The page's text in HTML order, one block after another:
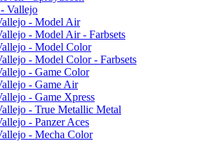
Vallejo
- Model Air
- Model Air - Farbsets
- Model Color
- Model Color - Farbsets
- Game Color
- Game Air
- Game Xpress
- True Metallic Metal
- Panzer Aces
- Mecha Color